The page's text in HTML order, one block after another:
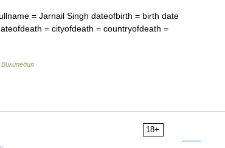
= Jarnail Singh dateofbirth = birth date
= cityofdeath = countryofdeath =
Википедия
18+